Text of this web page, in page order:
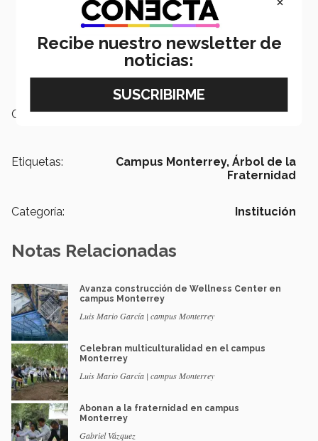
Campus: Monterrey
Etiquetas: Campus Monterrey, Árbol de la
Fraternidad
Categoría: Institución
Notas Relacionadas
Avanza construcción de Wellness Center en
campus Monterrey
Luis Mario García | campus Monterrey
Celebran multiculturalidad en el campus
Monterrey
Luis Mario García | campus Monterrey
Abonan a la fraternidad en campus
Monterrey
Gabriel Vázquez
Recibe nuestro newsletter de
noticias: